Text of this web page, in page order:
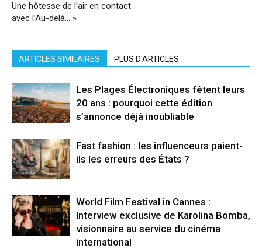
Une hôtesse de l’air en contact
avec l’Au-delà… »
ARTICLES SIMILAIRES PLUS D'ARTICLES
Les Plages Électroniques fêtent leurs
20 ans : pourquoi cette édition
s’annonce déjà inoubliable
Fast fashion : les influenceurs paient-
ils les erreurs des États ?
World Film Festival in Cannes :
Interview exclusive de Karolina Bomba,
visionnaire au service du cinéma
international